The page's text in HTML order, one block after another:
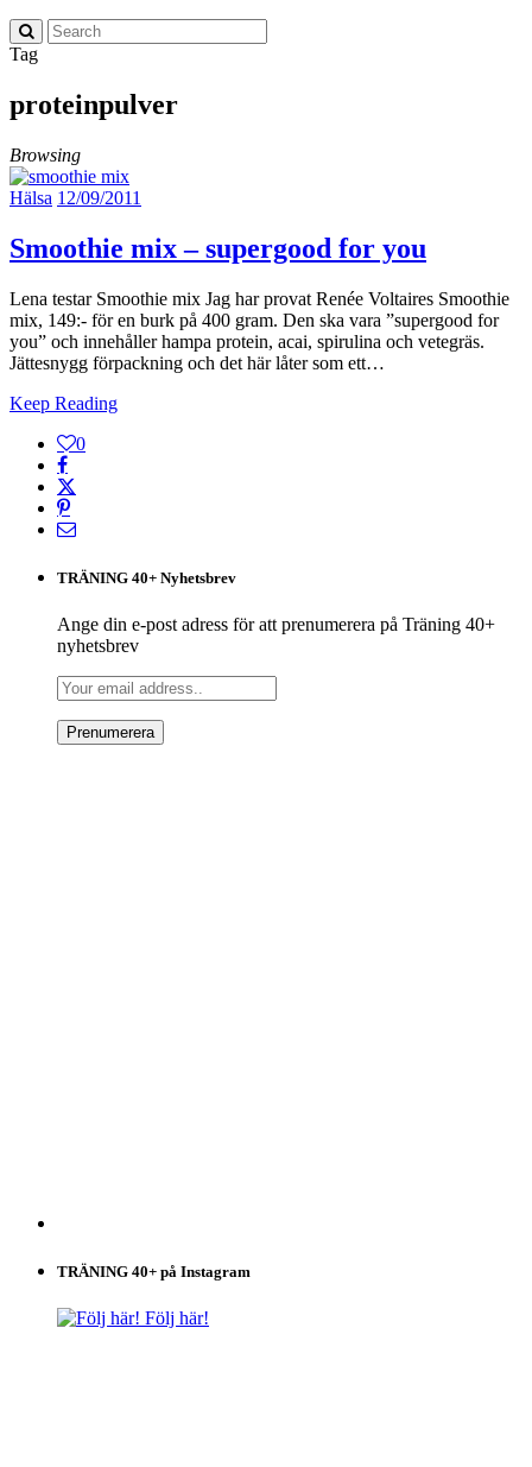
Tag
proteinpulver
Browsing
Hälsa 12/09/2011
Smoothie mix – supergood for you
Lena testar Smoothie mix Jag har provat Renée Voltaires Smoothie
mix, 149:- för en burk på 400 gram. Den ska vara ”supergood for
you” och innehåller hampa protein, acai, spirulina och vetegräs.
Jättesnygg förpackning och det här låter som ett…
Keep Reading
0
TRÄNING 40+ Nyhetsbrev
Ange din e-post adress för att prenumerera på Träning 40+
nyhetsbrev
TRÄNING 40+ på Instagram
Följ här!